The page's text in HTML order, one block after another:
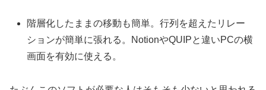
階層化したままの移動も簡単。行列を超えたリレー
ションが簡単に張れる。NotionやQUIPと違いPCの横
画面を有効に使える。